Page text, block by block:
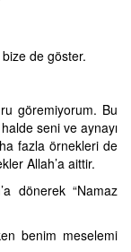
de göster.
göremiyorum. Bu
seni ve aynayı
fazla örnekleri de
Allah’a aittir.
dönerek “Namaz
benim meselemi